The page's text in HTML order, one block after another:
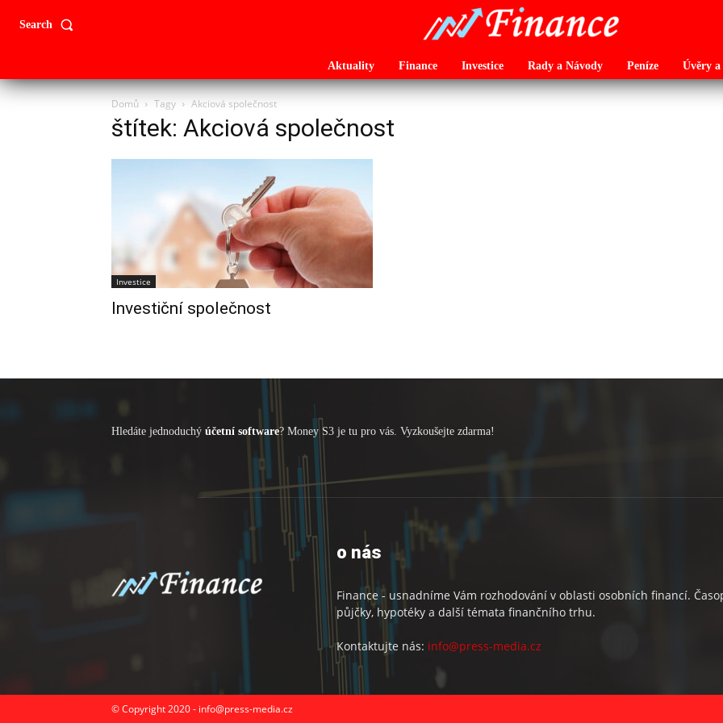
Search
Aktuality Finance Investice Rady a Návody Peníze Úvěry
Domů Tagy Akciová společnost
štítek: Akciová společnost
Investice
Investiční společnost
Hledáte jednoduchý účetní software? Money S3 je tu pro vás. Vyzkoušejte zdarma!
o nás
Finance - usnadníme Vám rozhodování v oblasti osobních financí.
půjčky, hypotéky a další témata finančního trhu.
Kontaktujte nás: info@press-media.cz
© Copyright 2020 - info@press-media.cz